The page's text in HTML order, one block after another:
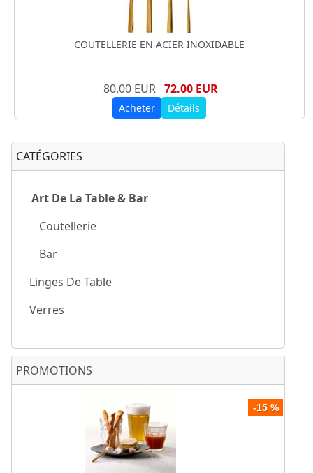
COUTELLERIE EN ACIER INOXIDABLE
80.00 EUR 72.00 EUR
Acheter Détails
CATÉGORIES
Art De La Table & Bar
Coutellerie
Bar
Linges De Table
Verres
PROMOTIONS
-15 %